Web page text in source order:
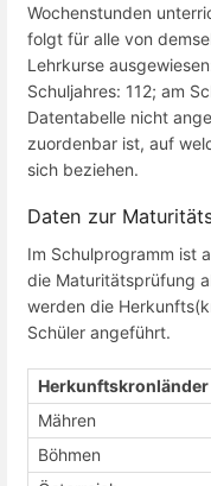
Wochenstunden
folgt für alle von
Lehrkurse
Schuljahres: 112; am
Datentabelle nicht
zuordenbar ist, auf
sich beziehen.
Daten zur
Im Schulprogramm ist
die Maturitätsprüfung
werden die
Schüler angeführt.
Herkunftskronländer
Mähren
Böhmen